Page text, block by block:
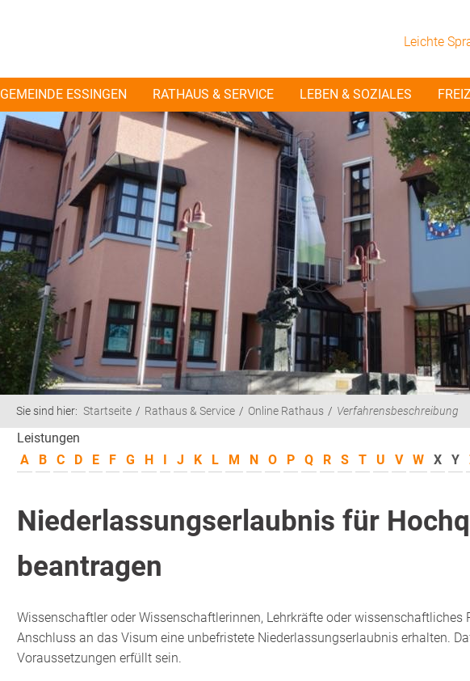
Leichte
GEMEINDE ESSINGEN RATHAUS & SERVICE LEBEN & SOZIALES
Sie sind hier: Startseite Rathaus & Service Online Rathaus Verfahrensbeschreibung
Leistungen
A
B C D E F G H I J K L M N O P Q R S T U V W X Y
Niederlassungserlaubnis für
beantragen
Wissenschaftler oder Wissenschaftlerinnen, Lehrkräfte oderwissenschaftliches
Anschluss an das Visum eine unbefristete Niederlassungserlaubnis erhalten.
Voraussetzungen erfüllt sein.